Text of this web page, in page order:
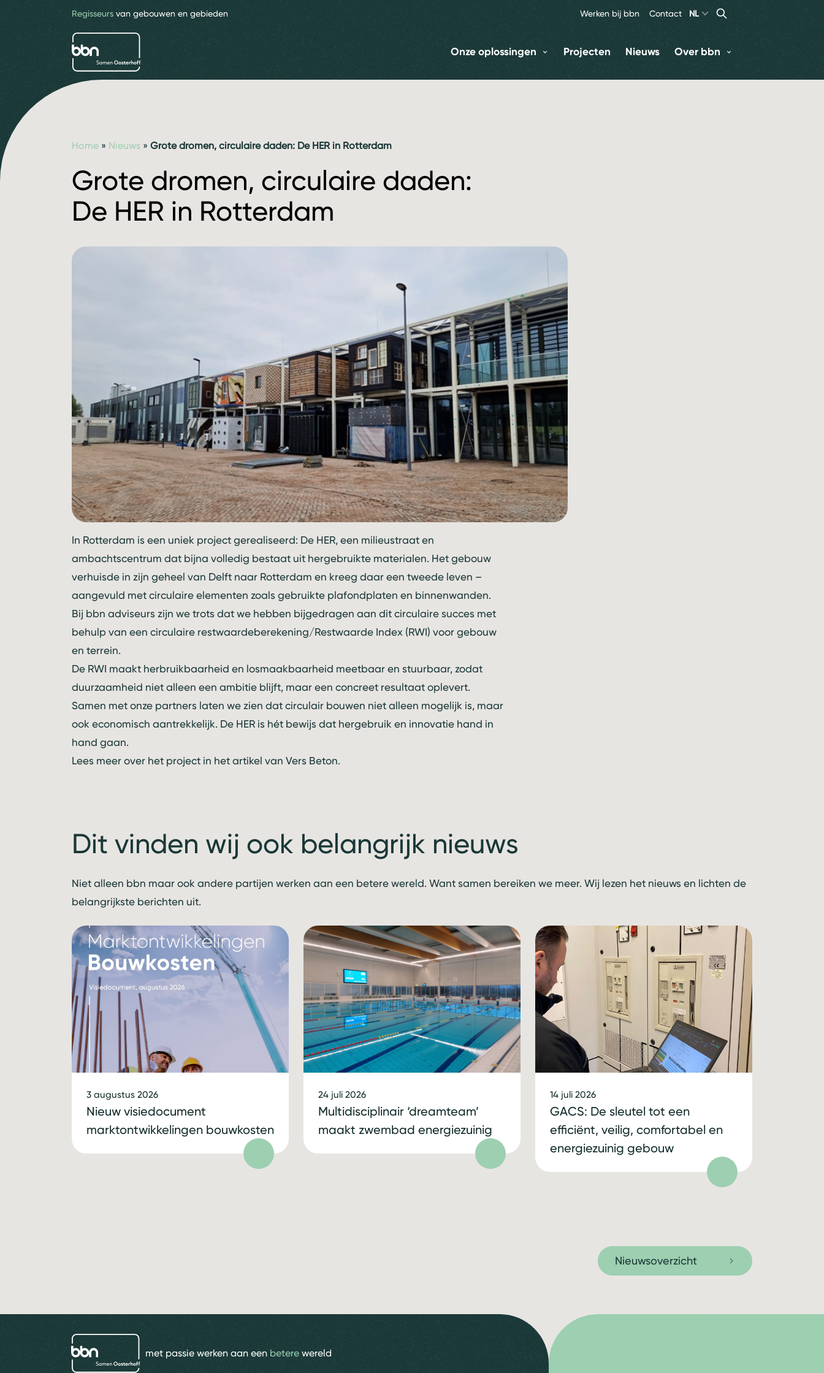
Regisseurs van gebouwen en gebieden Werken bij bbn Contact NL Search
Zoeken
bbn adviseurs
Onze oplossingen Projecten Nieuws Over bbn
Home » Nieuws » Grote dromen, circulaire daden: De HER in Rotterdam
Grote dromen, circulaire daden:
De HER in Rotterdam
In Rotterdam is een uniek project gerealiseerd: De HER, een milieustraat en
ambachtscentrum dat bijna volledig bestaat uit hergebruikte materialen. Het gebouw
verhuisde in zijn geheel van Delft naar Rotterdam en kreeg daar een tweede leven –
aangevuld met circulaire elementen zoals gebruikte plafondplaten en binnenwanden.
Bij bbn adviseurs zijn we trots dat we hebben bijgedragen aan dit circulaire succes met
behulp van een circulaire restwaardeberekening/Restwaarde Index (RWI) voor gebouw
en terrein.
De RWI maakt herbruikbaarheid en losmaakbaarheid meetbaar en stuurbaar, zodat
duurzaamheid niet alleen een ambitie blijft, maar een concreet resultaat oplevert.
Samen met onze partners laten we zien dat circulair bouwen niet alleen mogelijk is, maar
ook economisch aantrekkelijk. De HER is hét bewijs dat hergebruik en innovatie hand in
hand gaan.
Lees meer over het project in het artikel van Vers Beton.
Dit vinden wij ook belangrijk nieuws
Niet alleen bbn maar ook andere partijen werken aan een betere wereld. Want samen bereiken we meer. Wij lezen het nieuws en lichten de
belangrijkste berichten uit.
3 augustus 2026
Nieuw visiedocument
marktontwikkelingen bouwkosten
24 juli 2026
Multidisciplinair ‘dreamteam’
maakt zwembad energiezuinig
14 juli 2026
GACS: De sleutel tot een
efficiënt, veilig, comfortabel en
energiezuinig gebouw
Nieuwsoverzicht
bbn adviseurs
met passie werken aan een betere wereld